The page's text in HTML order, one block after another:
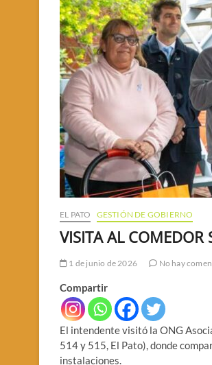
EL PATO GESTIÓN DE GOBIERNO
VISITA AL COMEDOR
1 de junio de 2026 No hay
Compartir
El intendente visitó la ONG
514 y 515, El Pato), donde
instalaciones.